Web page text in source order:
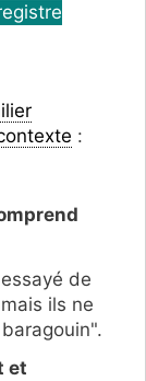
:
de
ils ne
et